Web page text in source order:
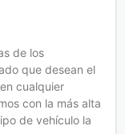
de los
que desean el
cualquier
con la más alta
de vehículo la